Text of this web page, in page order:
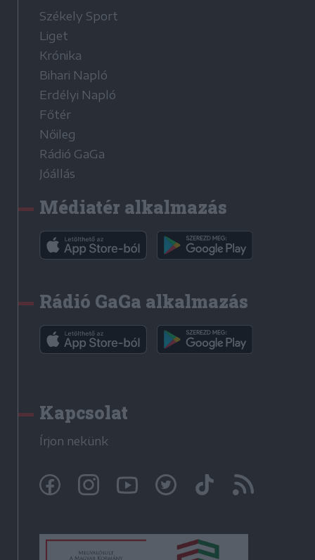
Székely Sport
Liget
Krónika
Bihari Napló
Erdélyi Napló
Főtér
Nőileg
Rádió GaGa
Jóállás
Médiatér alkalmazás
Rádió GaGa alkalmazás
Kapcsolat
Írjon nekünk